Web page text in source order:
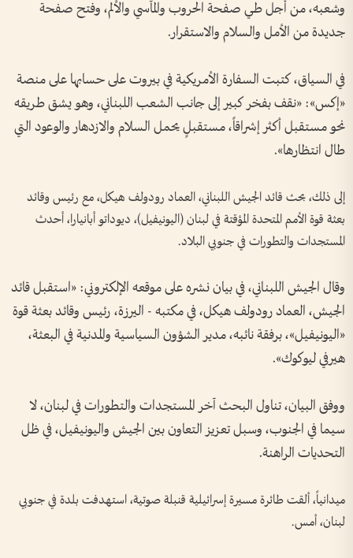
وشعبه، من أجل طي صفحة الحروب والمآسي والألم، وفتح صفحة
جديدة من الأمل والسلام والاستقرار.
في السياق، كتبت السفارة الأمريكية في بيروت على حسابها على منصة
«إكس»: «نقف بفخر كبير إلى جانب الشعب اللبناني، وهو يشق طريقه
نحو مستقبل أكثر إشراقاً، مستقبلٍ يحمل السلام والازدهار والوعود التي
طال انتظارها».
إلى ذلك، بحث قائد الجيش اللبناني، العماد رودولف هيكل، مع رئيس وقائد
بعثة قوة الأمم المتحدة المؤقتة في لبنان (اليونيفيل)، ديوداتو أبانيارا، أحدث
المستجدات والتطورات في جنوبي البلاد.
وقال الجيش اللبناني، في بيان نشره على موقعه الإلكتروني: «استقبل قائد
الجيش، العماد رودولف هيكل، في مكتبه - اليرزة، رئيس وقائد بعثة قوة
«اليونيفيل»، برفقة نائبه، مدير الشؤون السياسية والمدنية في البعثة،
هيرفي ليوكوك».
ووفق البيان، تناول البحث آخر المستجدات والتطورات في لبنان، لا
سيما في الجنوب، وسبل تعزيز التعاون بين الجيش واليونيفيل، في ظل
التحديات الراهنة.
ميدانياً، ألقت طائرة مسيرة إسرائيلية قنبلة صوتية، استهدفت بلدة في جنوبي
لبنان، أمس.